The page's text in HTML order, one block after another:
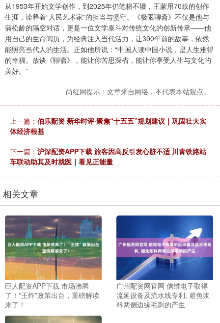
从1953年开始文学创作，到2025年仍笔耕不辍，王蒙用70载的创作
生涯，诠释着“人民艺术家”的担当与坚守。《极限聊斋》不仅是他与
蒲松龄的隔空对话，更是一位文学泰斗对传统文化的创新传承——他
用自己的生命阅历，为经典注入当代活力，让300年前的故事，依然
能照亮当代人的生活。正如他所说：“中国人读中国小说，是人生难得
的幸福。放谈《聊斋》，能让你苦思深省，能让你享受人生与文化的
美好。”
尚红网提示：文章来自网络，不代表本站观点。
上一篇： 伯乐配资 新华时评·聚焦“十五五”规划建议｜巩固壮大实
体经济根基
下一篇： 沪深配资APP下载 旅客因高反引发心脏不适 川青铁路站
车联动助其及时就医｜看见正能量
相关文章
巨人配资APP下载 市场沸腾
了！“王炸”政策出台，重磅解读
来了！
广州配资网官网 信维电子取得
流延设备及流水线专利, 避免浆
料两侧边缘毛刺的产生